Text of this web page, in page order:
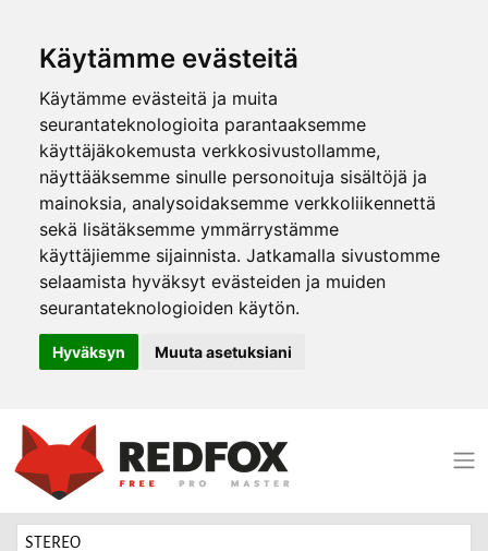
Käytämme evästeitä
Käytämme evästeitä ja muita
seurantateknologioita parantaaksemme
käyttäjäkokemusta verkkosivustollamme,
näyttääksemme sinulle personoituja sisältöjä ja
mainoksia, analysoidaksemme verkkoliikennettä
sekä lisätäksemme ymmärrystämme
käyttäjiemme sijainnista. Jatkamalla sivustomme
selaamista hyväksyt evästeiden ja muiden
seurantateknologioiden käytön.
Hyväksyn Muuta asetuksiani